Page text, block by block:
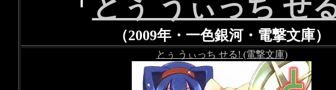
（2009年・一色銀河・電撃文庫）
とぅ うぃっち せる! (電撃文庫)